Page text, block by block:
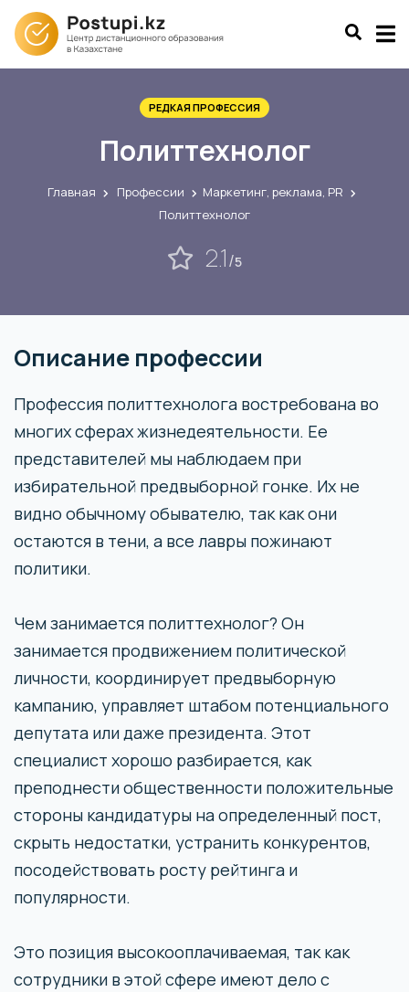
РЕДКАЯ ПРОФЕССИЯ
Политтехнолог
Главная Профессии
Маркетинг, реклама, PR
Политтехнолог
2.1/5
Описание профессии
Профессия политтехнолога востребована во
многих сферах жизнедеятельности. Ее
представителей мы наблюдаем при
избирательной предвыборной гонке. Их не
видно обычному обывателю, так как они
остаются в тени, а все лавры пожинают
политики.
Чем занимается политтехнолог? Он
занимается продвижением политической
личности, координирует предвыборную
кампанию, управляет штабом потенциального
депутата или даже президента. Этот
специалист хорошо разбирается, как
преподнести общественности положительные
стороны кандидатуры на определенный пост,
скрыть недостатки, устранить конкурентов,
посодействовать росту рейтинга и
популярности.
Это позиция высокооплачиваемая, так как
сотрудники в этой сфере имеют дело с